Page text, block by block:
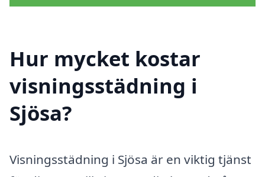
Hur mycket kostar
visningsstädning i
Sjösa?
Visningsstädning i Sjösa är en viktig tjänst